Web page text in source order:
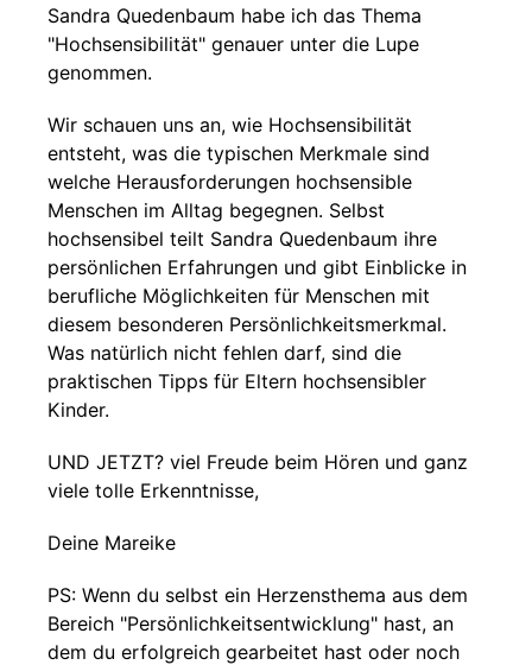
Sandra Quedenbaum habe ich das Thema
"Hochsensibilität" genauer unter die Lupe
genommen.
Wir schauen uns an, wie Hochsensibilität
entsteht, was die typischen Merkmale sind
welche Herausforderungen hochsensible
Menschen im Alltag begegnen. Selbst
hochsensibel teilt Sandra Quedenbaum ihre
persönlichen Erfahrungen und gibt Einblicke in
berufliche Möglichkeiten für Menschen mit
diesem besonderen Persönlichkeitsmerkmal.
Was natürlich nicht fehlen darf, sind die
praktischen Tipps für Eltern hochsensibler
Kinder.
UND JETZT? viel Freude beim Hören und ganz
viele tolle Erkenntnisse,
Deine Mareike
PS: Wenn du selbst ein Herzensthema aus dem
Bereich "Persönlichkeitsentwicklung" hast, an
dem du erfolgreich gearbeitet hast oder noch